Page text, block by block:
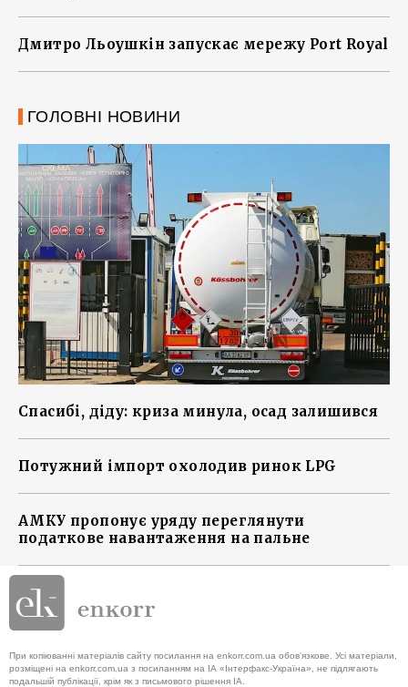
Дмитро Льоушкін запускає мережу Port Royal
ГОЛОВНІ НОВИНИ
Спасибі, діду: криза минула, осад залишився
Потужний імпорт охолодив ринок LPG
АМКУ пропонує уряду переглянути
податкове навантаження на пальне
При копіюванні матеріалів сайту посилання на enkorr.com.ua обов'язкове. Усі матеріали,
розміщені на enkorr.com.ua з посиланням на ІА «Інтерфакс-Україна», не підлягають
подальшій публікації, крім як з письмового рішення ІА.